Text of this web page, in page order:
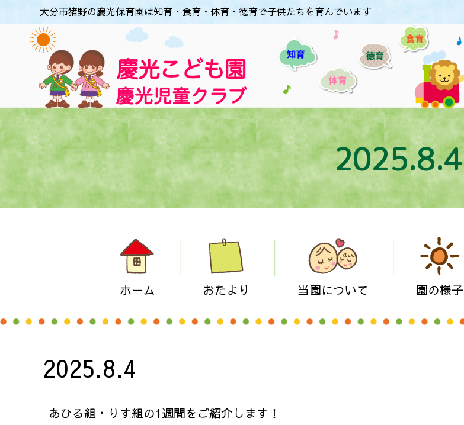
大分市猪野の慶光保育園は知育・食育・体育・徳育で子供たちを育んでいます
2025.8.4
ホーム おたより 当園について 園の様子
2025.8.4
あひる組・りす組の1週間をご紹介します！